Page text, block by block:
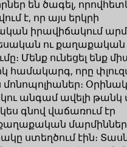
են ծագել,
է, որ այս երկրի
իրավիճակում
ու
Մենք ունեցել ենք
համակարգ, որը
մոնոպոլիաներ։
անգամ ավելի թանկ
գնով վաճառում էր
ստեղծում էին։